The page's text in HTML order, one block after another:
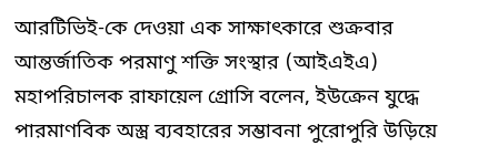
আরটিভিই-কে দেওয়া এক সাক্ষাৎকারে শুক্রবার
আন্তর্জাতিক পরমাণু শক্তি সংস্থার (আইএইএ)
মহাপরিচালক রাফায়েল গ্রোসি বলেন, ইউক্রেন যুদ্ধে
পারমাণবিক অস্ত্র ব্যবহারের সম্ভাবনা পুরোপুরি উড়িয়ে